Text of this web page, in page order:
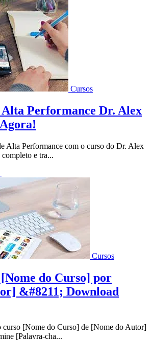
Cursos
Performance Dr. Alex
Alta Performance com o curso do Dr. Alex
e tra...
Cursos
do Curso] por
&#8211; Download
curso [Nome do Curso] de [Nome do Autor]
[Palavra-cha...